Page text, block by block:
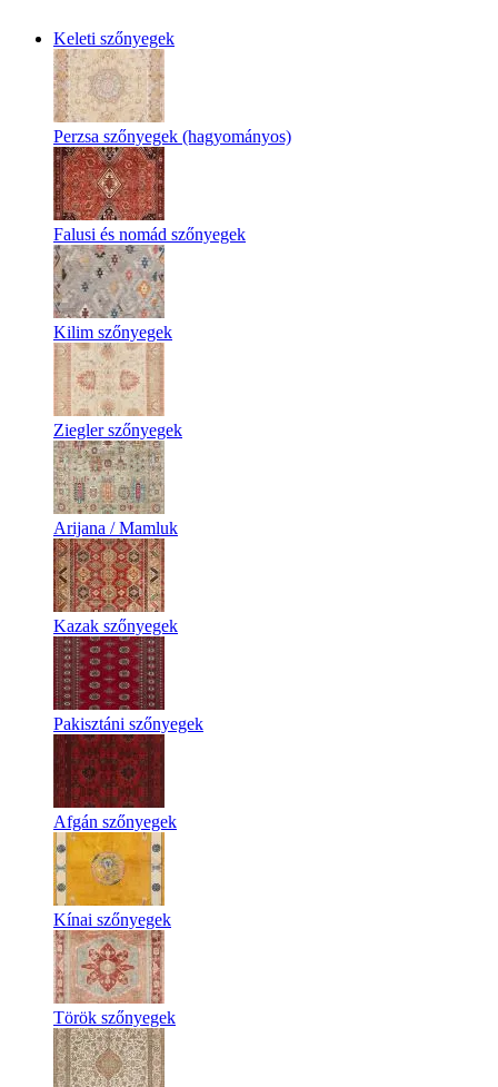
Keleti szőnyegek
Perzsa szőnyegek (hagyományos)
Falusi és nomád szőnyegek
Kilim szőnyegek
Ziegler szőnyegek
Arijana / Mamluk
Kazak szőnyegek
Pakisztáni szőnyegek
Afgán szőnyegek
Kínai szőnyegek
Török szőnyegek